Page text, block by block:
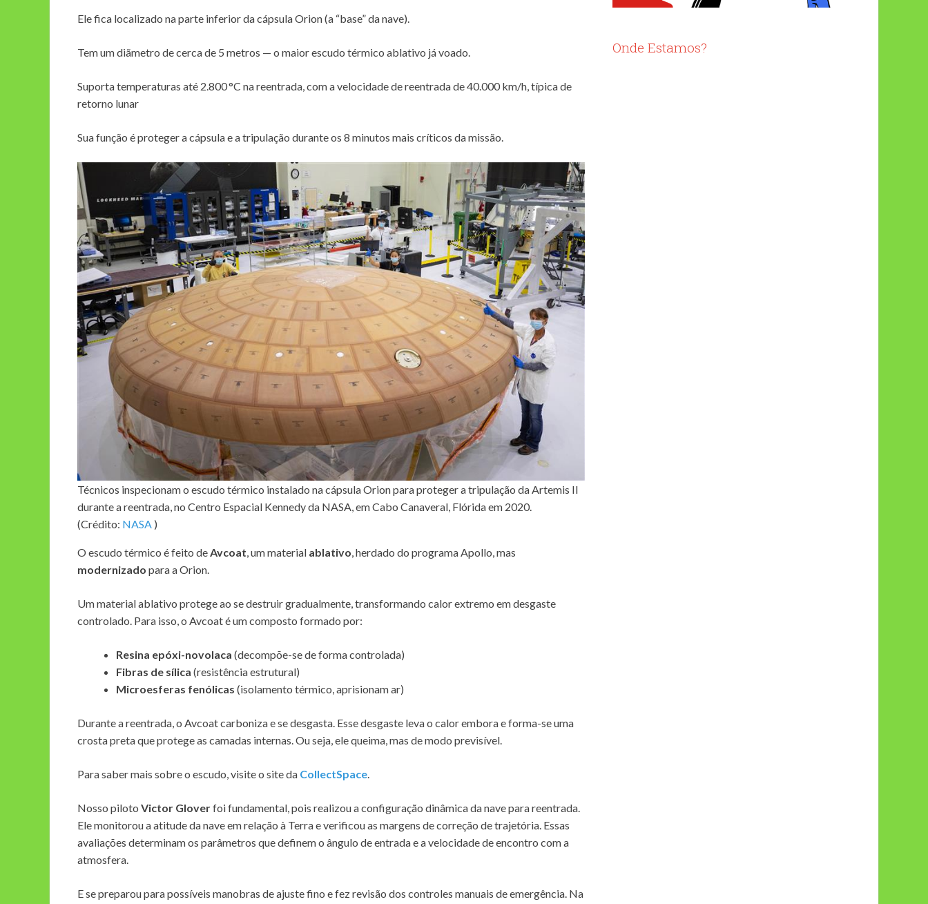
Ele fica localizado na parte inferior da cápsula Orion (a “base” da nave).
Tem um diãmetro de cerca de 5 metros — o maior escudo térmico ablativo já voado.
Suporta temperaturas até 2.800 °C na reentrada, com a velocidade de reentrada de 40.000 km/h, típica de
retorno lunar
Sua função é proteger a cápsula e a tripulação durante os 8 minutos mais críticos da missão.
Técnicos inspecionam o escudo térmico instalado na cápsula Orion para proteger a tripulação da Artemis II
durante a reentrada, no Centro Espacial Kennedy da NASA, em Cabo Canaveral, Flórida em 2020.
(Crédito: NASA )
O escudo térmico é feito de Avcoat , um material ablativo , herdado do programa Apollo, mas
modernizado para a Orion.
Um material ablativo protege ao se destruir gradualmente, transformando calor extremo em desgaste
controlado. Para isso, o Avcoat é um composto formado por:
Resina epóxi-novolaca (decompõe-se de forma controlada)
Fibras de sílica (resistência estrutural)
Microesferas fenólicas (isolamento térmico, aprisionam ar)
Durante a reentrada, o Avcoat carboniza e se desgasta. Esse desgaste leva o calor embora e forma-se uma
crosta preta que protege as camadas internas. Ou seja, ele queima, mas de modo previsível.
Para saber mais sobre o escudo, visite o site da CollectSpace
Nosso piloto Victor Gloverfoi fundamental, pois realizou a configuração dinâmica da nave para reentrada.
Ele monitorou a atitude da nave em relação à Terra e verificou as margens de correção de trajetória. Essas
avaliações determinam os parâmetros que definem o ângulo de entrada e a velocidade de encontro com a
atmosfera.
E se preparou para possíveis manobras de ajuste fino e fez revisão dos controles manuais de emergência. Na
Onde Estamos?